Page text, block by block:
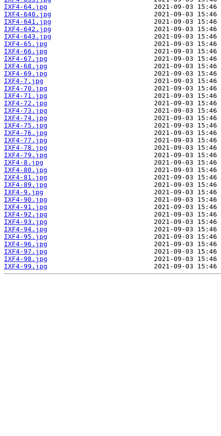
IXF4-64.jpg
IXF4-640.jpg
IXF4-641.jpg
IXF4-642.jpg
IXF4-643.jpg
IXF4-65.jpg
IXF4-66.jpg
IXF4-67.jpg
IXF4-68.jpg
IXF4-69.jpg
IXF4-7.jpg
IXF4-70.jpg
IXF4-71.jpg
IXF4-72.jpg
IXF4-73.jpg
IXF4-74.jpg
IXF4-75.jpg
IXF4-76.jpg
IXF4-77.jpg
IXF4-78.jpg
IXF4-79.jpg
IXF4-8.jpg
IXF4-80.jpg
IXF4-81.jpg
IXF4-89.jpg
IXF4-9.jpg
IXF4-90.jpg
IXF4-91.jpg
IXF4-92.jpg
IXF4-93.jpg
IXF4-94.jpg
IXF4-95.jpg
IXF4-96.jpg
IXF4-97.jpg
IXF4-98.jpg
IXF4-99.jpg